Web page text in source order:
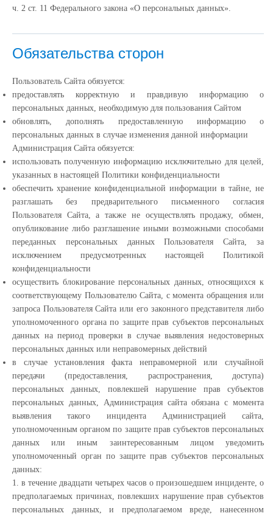
ч. 2 ст. 11 Федерального закона «О персональных данных».
Обязательства сторон
Пользователь Сайта обязуется:
предоставлять корректную и правдивую информацию о
персональных данных, необходимую для пользования Сайтом
обновлять, дополнять предоставленную информацию о
персональных данных в случае изменения данной информации
Администрация Сайта обязуется:
использовать полученную информацию исключительно для целей,
указанных в настоящей Политики конфиденциальности
обеспечить хранение конфиденциальной информации в тайне, не
разглашать без предварительного письменного согласия
Пользователя Сайта, а также не осуществлять продажу, обмен,
опубликование либо разглашение иными возможными способами
переданных персональных данных Пользователя Сайта, за
исключением предусмотренных настоящей Политикой
конфиденциальности
осуществить блокирование персональных данных, относящихся к
соответствующему Пользователю Сайта, с момента обращения или
запроса Пользователя Сайта или его законного представителя либо
уполномоченного органа по защите прав субъектов персональных
данных на период проверки в случае выявления недостоверных
персональных данных или неправомерных действий
в случае установления факта неправомерной или случайной
передачи (предоставления, распространения, доступа)
персональных данных, повлекшей нарушение прав субъектов
персональных данных, Администрация сайта обязана с момента
выявления такого инцидента Администрацией сайта,
уполномоченным органом по защите прав субъектов персональных
данных или иным заинтересованным лицом уведомить
уполномоченный орган по защите прав субъектов персональных
данных:
1. в течение двадцати четырех часов о произошедшем инциденте, о
предполагаемых причинах, повлекших нарушение прав субъектов
персональных данных, и предполагаемом вреде, нанесенном